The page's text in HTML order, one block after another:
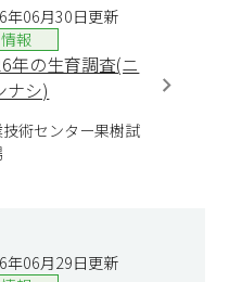
年06月30日更新
情報
年の生育調査(ニ
ナシ)
技術センター果樹試
年06月29日更新